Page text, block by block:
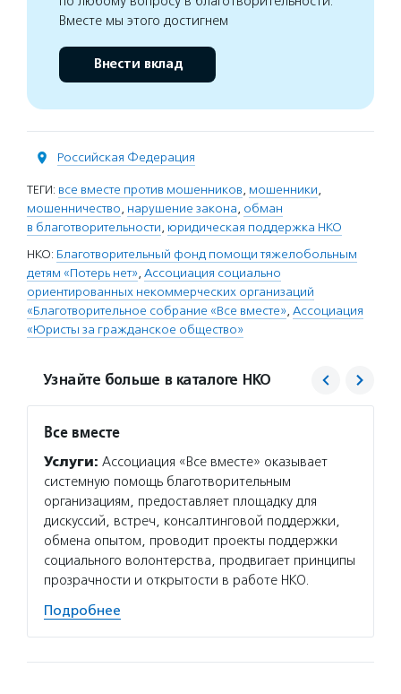
Вместе мы этого достигнем
Внести вклад
Российская Федерация
ТЕГИ: все вместе против мошенников, мошенники,
мошенничество, нарушение закона, обман
в благотворительности, юридическая поддержка НКО
НКО: Благотворительный фонд помощи тяжелобольным
детям «Потерь нет», Ассоциация социально
ориентированных некоммерческих организаций
«Благотворительное собрание «Все вместе», Ассоциация
«Юристы за гражданское общество»
Узнайте больше в каталоге НКО
Все вместе
Услуги: Ассоциация «Все вместе» оказывает
системную помощь благотворительным
организациям, предоставляет площадку для
дискуссий, встреч, консалтинговой поддержки,
обмена опытом, проводит проекты поддержки
социального волонтерства, продвигает принципы
прозрачности и открытости в работе НКО.
Подробнее